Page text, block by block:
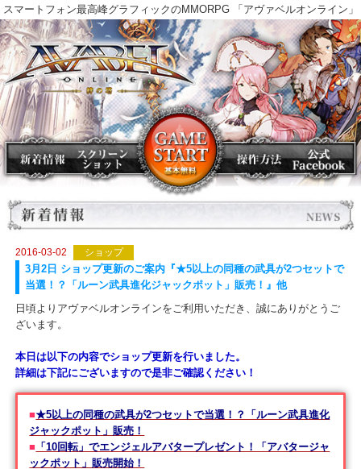
スマートフォン最高峰グラフィックのMMORPG 「アヴァベルオンラ
2016-03-02 ショップ
3月2日 ショップ更新のご案内『★5以上の同種の武具が2つセット
当選！？「ルーン武具進化ジャックポット」販売！』他
日頃よりアヴァベルオンラインをご利用いただき、誠にありがとう
本日は以下の内容でショップ更新を行いました。
詳細は下記にございますので是非ご確認ください！
■ ★5以上の同種の武具が2つセットで当選！？「ルーン武具進化
ジャックポット」販売！